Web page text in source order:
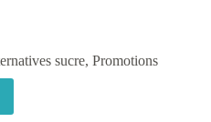
sucre, Promotions